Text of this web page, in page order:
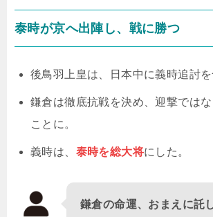
泰時が京へ出陣し、戦に勝つ
後鳥羽上皇は、日本中に義時追討を
鎌倉は徹底抗戦を決め、迎撃では
ことに。
義時は、 泰時を総大将にした。
鎌倉の命運、おまえに託